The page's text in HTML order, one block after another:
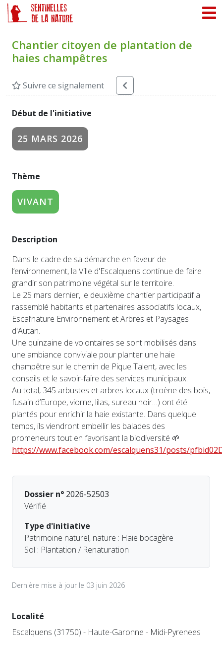
Chantier citoyen de plantation de
haies champêtres
Suivre ce signalement
Début de l'initiative
25 MARS 2026
Thème
VIVANT
Description
Dans le cadre de sa démarche en faveur de
l’environnement, la Ville d'Escalquens continue de faire
grandir son patrimoine végétal sur le territoire.
Le 25 mars dernier, le deuxième chantier participatif a
rassemblé habitants et partenaires associatifs locaux,
Escal’nature Environnement et Arbres et Paysages
d'Autan.
Une quinzaine de volontaires se sont mobilisés dans
une ambiance conviviale pour planter une haie
champêtre sur le chemin de Pique Talent, avec les
conseils et le savoir-faire des services municipaux.
Au total, 345 arbustes et arbres locaux (troène des bois,
fusain d’Europe, viorne, lilas, sureau noir…) ont été
plantés pour enrichir la haie existante. Dans quelque
temps, ils viendront embellir les balades des
promeneurs tout en favorisant la biodiversité 🌱
https://www.facebook.com/escalquens31/posts/
Dossier n° 2026-52503
Vérifié
Type d'initiative
Patrimoine naturel, nature : Haie bocagère
Sol : Plantation / Renaturation
Dernière mise à jour le 03 juin 2026
Localité
Escalquens (31750) - Haute-Garonne - Midi-Pyrenees
Panneau de gestion des cookies